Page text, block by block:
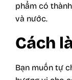
phẩm có
và nước.
Cách
Bạn muốn tự